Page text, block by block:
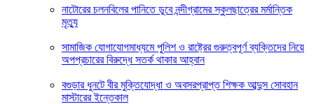
নাটোরের চলনবিলের পানিতে ডুবে নন্দীগ্রামের স্কুলছাত্রের মর্মান্তিক
মৃত্যু
সামাজিক যোগাযোগমাধ্যমে পুলিশ ও রাষ্ট্রের গুরুত্বপূর্ণ ব্যক্তিদের নিয়ে
অপপ্রচারের বিরুদ্ধে সতর্ক থাকার আহ্বান
বগুড়ার ধুনটে বীর মুক্তিযোদ্ধা ও অবসরপ্রাপ্ত শিক্ষক আব্দুস সোবহান
মাস্টারের ইন্তেকাল